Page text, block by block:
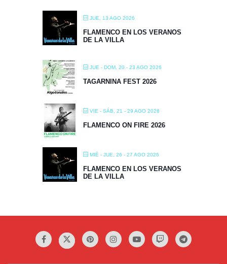
JUE, 13 AGO 2026
FLAMENCO EN LOS VERANOS
DE LA VILLA
JUE - DOM, 20 - 23 AGO 2026
TAGARNINA FEST 2026
VIE - SÁB, 21 - 29 AGO 2026
FLAMENCO ON FIRE 2026
MIÉ - JUE, 26 - 27 AGO 2026
FLAMENCO EN LOS VERANOS
DE LA VILLA